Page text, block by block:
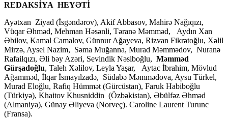
REDAKSİYA HEYƏTİ
Ayətxan Ziyad (İsgəndərov), Akif Abbasov, Mahirə Nağıqızı,
Vüqar Əhməd, Mehman Həsənli, Təranə Məmməd, Aydın Xan
Əbilov, Kamal Camalov, Günnur Ağayeva, Rizvan Fikrətoğlu, Xəlil
Mirzə, Aysel Nazim, Səma Muğanna, Murad Məmmədov, Nuranə
Rafailqızı, Əli bəy Azəri, Sevindik Nəsiboğlu, Məmməd
Gürşadoğlu, Taleh Xəlilov, Leyla Yaşar, Aytac İbrahim, Mövlud
Ağamməd, İlqar İsmayılzadə, Südabə Məmmədova, Aysu Türkel,
Murad Eloğlu, Rafiq Hümmət (Gürcüstan), Faruk Habiboğlu
(Türkiyə), Khaitov Khusniddin (Özbəkistan), Əbülfəz Əhməd
(Almaniya), Günay Əliyeva (Norveç). Caroline Laurent Turunc
(Fransa).